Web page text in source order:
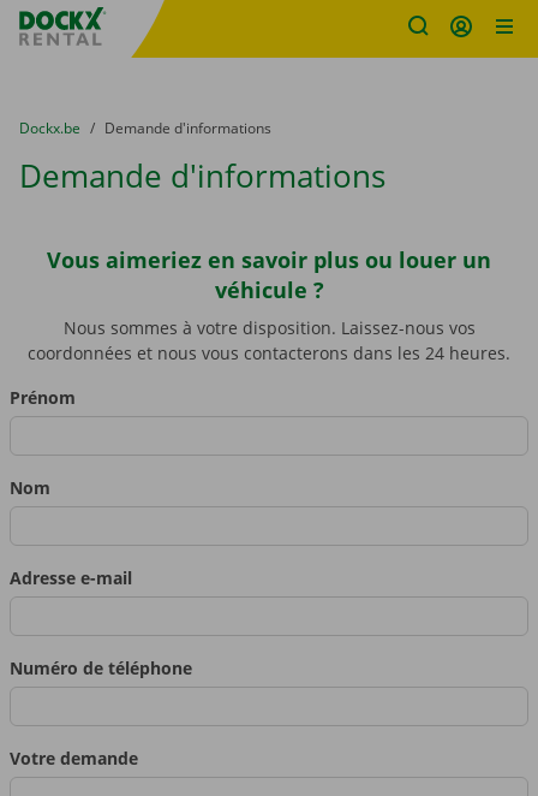
sitename
You are here:
du
Dockx.be to
Demande d'informations
Demande d'informations
Please don't fill in this field*
Vous aimeriez en savoir plus ou louer un
véhicule ?
Nous sommes à votre disposition. Laissez-nous vos
coordonnées et nous vous contacterons dans les 24 heures.
Prénom
Nom
Adresse e-mail
Numéro de téléphone
Votre demande